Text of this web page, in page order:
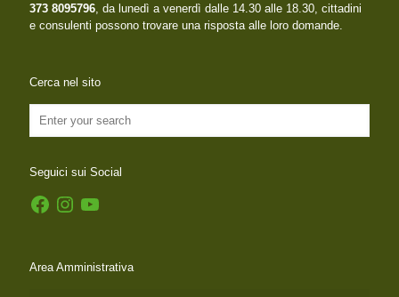
373 8095796 , da lunedì a venerdì dalle 14.30 alle 18.30, cittadini
e consulenti possono trovare una risposta alle loro domande.
Cerca nel sito
Seguici sui Social
FacebookInstagramYouTube
Area Amministrativa